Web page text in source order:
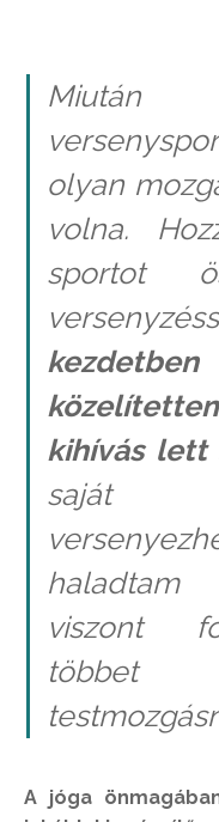
Miután
olyan
volna.
sportot
kihívás lett
saját
viszont
többet
A jóga